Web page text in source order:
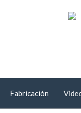
Fabricación